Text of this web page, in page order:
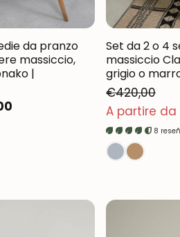
da pranzo
massiccio,
|
Set da 2 o 4
massiccio
grigio o
A partire
Prezzo di vendita
Prezzo normale
€420,00
8